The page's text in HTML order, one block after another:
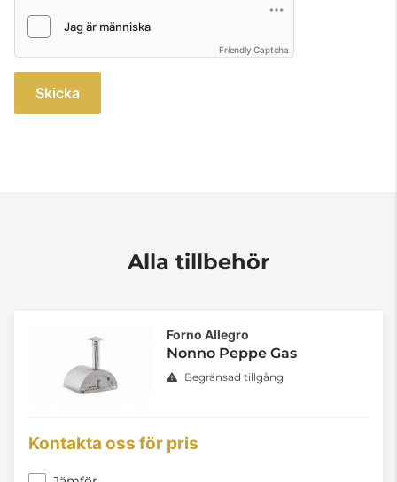
Friendly Captcha
Skicka
Alla tillbehör
Forno Allegro
Nonno Peppe Gas
Begränsad tillgång
Kontakta oss för pris